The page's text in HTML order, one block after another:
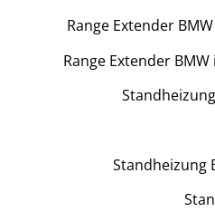
Range Extender
Range Extender
Standheizung